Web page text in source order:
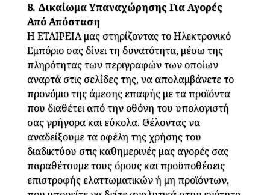
8. Δικαίωμα Υπαναχώρησης Για Αγορές
Από Απόσταση
Η ΕΤΑΙΡΕΙΑ μας στηρίζοντας το Ηλεκτρονικό
Εμπόριο σας δίνει τη δυνατότητα, μέσω της
πληρότητας των περιγραφών των οποίων
αναρτά στις σελίδες της, να απολαμβάνετε το
προνόμιο της άμεσης επαφής με τα προϊόντα
που διαθέτει από την οθόνη του υπολογιστή
σας γρήγορα και εύκολα. Θέλοντας να
αναδείξουμε τα οφέλη της χρήσης του
διαδικτύου στις καθημερινές μας αγορές σας
παραθέτουμε τους όρους και προϋποθέσεις
επιστροφής ελαττωματικών ή μη προϊόντων,